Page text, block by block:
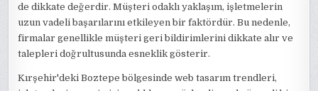
de dikkate değerdir. Müşteri odaklı yaklaşım, işletmelerin
uzun vadeli başarılarını etkileyen bir faktördür. Bu nedenle,
firmalar genellikle müşteri geri bildirimlerini dikkate alır ve
talepleri doğrultusunda esneklik gösterir.
Kırşehir'deki Boztepe bölgesinde web tasarım trendleri,